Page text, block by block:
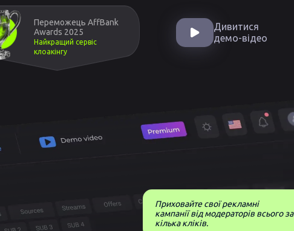
Дивитися
демо-відео
Переможець AffBank
Awards 2025
Найкращий сервіс
клоакінгу
Приховайте свої рекламні
кампанії від модераторів всього за
кілька кліків.